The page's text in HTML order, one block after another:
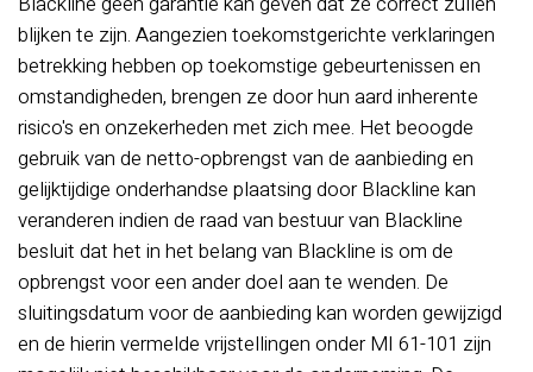
blijken te zijn. Aangezien toekomstgerichte verklaringen
betrekking hebben op toekomstige gebeurtenissen en
omstandigheden, brengen ze door hun aard inherente
risico's en onzekerheden met zich mee. Het beoogde
gebruik van de netto-opbrengst van de aanbieding en
gelijktijdige onderhandse plaatsing door Blackline kan
veranderen indien de raad van bestuur van Blackline
besluit dat het in het belang van Blackline is om de
opbrengst voor een ander doel aan te wenden. De
sluitingsdatum voor de aanbieding kan worden gewijzigd
en de hierin vermelde vrijstellingen onder MI 61-101 zijn